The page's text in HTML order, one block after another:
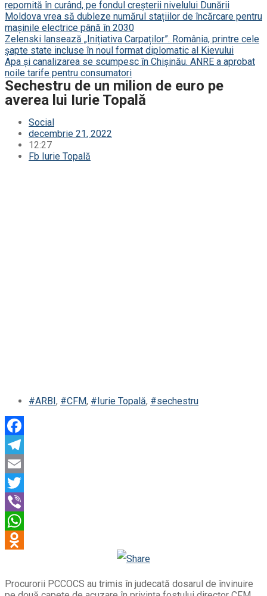
repornită în curând, pe fondul creșterii nivelului Dunării
Moldova vrea să dubleze numărul stațiilor de încărcare pentru
mașinile electrice până în 2030
Zelenski lansează „Inițiativa Carpaților”. România, printre cele
șapte state incluse în noul format diplomatic al Kievului
Apa și canalizarea se scumpesc în Chișinău. ANRE a aprobat
noile tarife pentru consumatori
Sechestru de un milion de euro pe
averea lui Iurie Topală
Social
decembrie 21, 2022
12:27
Fb Iurie Topală
#ARBI, #CFM, #Iurie Topală, #sechestru
Odnoklassniki
Procurorii PCCOCS au trimis în judecată dosarul de învinuire